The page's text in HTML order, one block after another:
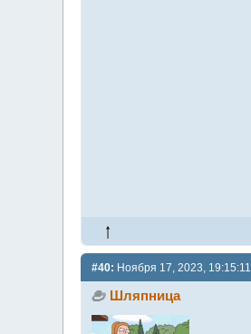
#40: Ноября 17, 2023, 19:15:11
Шляпница